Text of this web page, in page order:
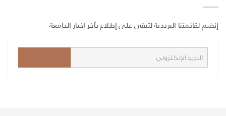
إنضم لقائمتنا البريدية لتبقى على إطلاع بآخر اخبار الجامعة